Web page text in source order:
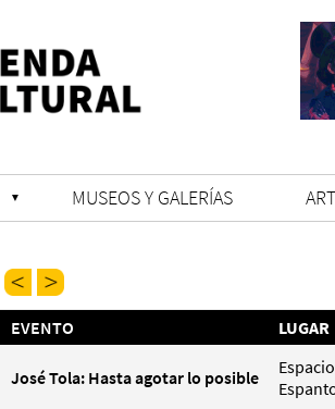
MUSEOS Y GALERÍAS
EVENTO LUGAR
José Tola: Hasta agotar lo posible